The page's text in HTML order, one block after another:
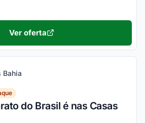
Ver oferta
Bahia
do Brasil é nas Casas